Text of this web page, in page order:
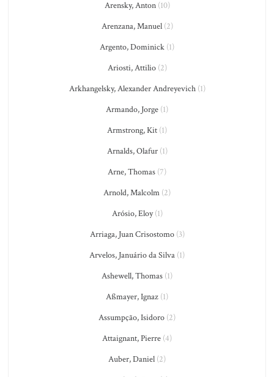
Arensky, Anton(10)
Arenzana, Manuel(2)
Argento, Dominick (1)
Ariosti, Attilio(2)
Arkhangelsky, Alexander Andreyevich(1)
Armando, Jorge (1)
Armstrong, Kit (1)
Arnalds, Olafur(1)
Arne, Thomas (7)
Arnold, Malcolm (2)
Arósio, Eloy(1)
Arriaga, Juan Crisostomo(3)
Arvelos, Januário da Silva (1)
Ashewell, Thomas (1)
Aßmayer, Ignaz (1)
Assumpção, Isidoro (2)
Attaignant, Pierre (4)
Auber, Daniel (2)